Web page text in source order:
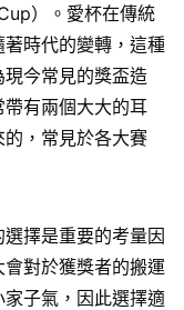
）。愛杯在傳統
著時代的變轉，這種
現今常見的獎盃造
有兩個大大的耳
，常見於各大賽
擇是重要的考量因
對於獲獎者的搬運
子氣，因此選擇適